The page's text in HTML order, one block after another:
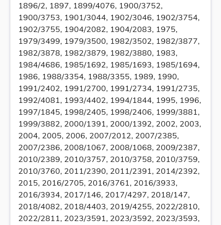
1896/2, 1897, 1899/4076, 1900/3752,
1900/3753, 1901/3044, 1902/3046, 1902/3754,
1902/3755, 1904/2082, 1904/2083, 1975,
1979/3499, 1979/3500, 1982/3502, 1982/3877,
1982/3878, 1982/3879, 1982/3880, 1983,
1984/4686, 1985/1692, 1985/1693, 1985/1694,
1986, 1988/3354, 1988/3355, 1989, 1990,
1991/2402, 1991/2700, 1991/2734, 1991/2735,
1992/4081, 1993/4402, 1994/1844, 1995, 1996,
1997/1845, 1998/2405, 1998/2406, 1999/3881,
1999/3882, 2000/1391, 2000/1392, 2002, 2003,
2004, 2005, 2006, 2007/2012, 2007/2385,
2007/2386, 2008/1067, 2008/1068, 2009/2387,
2010/2389, 2010/3757, 2010/3758, 2010/3759,
2010/3760, 2011/2390, 2011/2391, 2014/2392,
2015, 2016/2705, 2016/3761, 2016/3933,
2016/3934, 2017/146, 2017/4297, 2018/147,
2018/4082, 2018/4403, 2019/4255, 2022/2810,
2022/2811, 2023/3591, 2023/3592, 2023/3593,